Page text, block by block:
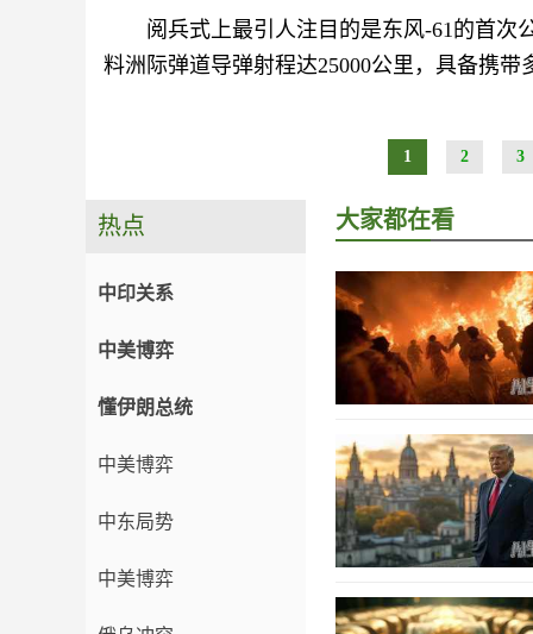
阅兵式上最引人注目的是东风-61的首次
料洲际弹道导弹射程达25000公里，具备携
1 2 3
热点
中印关系
中美博弈
懂伊朗总统
中美博弈
中东局势
中美博弈
大家都在看